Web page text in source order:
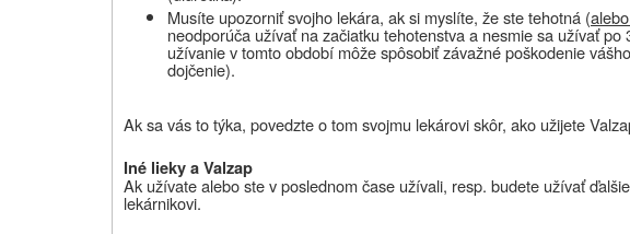
Musíte upozorniť svojho lekára, ak si myslíte, že ste tehotná (
neodporúča užívať na začiatku tehotenstva a nesmie sa užívať
užívanie v tomto období môže spôsobiť závažné poškodenie
dojčenie).
Ak sa vás to týka, povedzte o tom svojmu lekárovi skôr, ako užijete
Iné lieky aValzap
Ak užívate alebo ste v poslednom čase užívali, resp. budete užívať
lekárnikovi.